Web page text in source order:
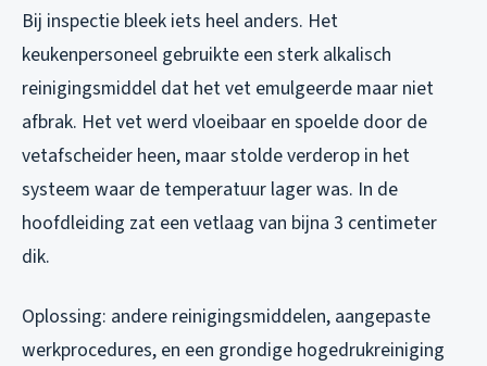
Bij inspectie bleek iets heel anders. Het
keukenpersoneel gebruikte een sterk alkalisch
reinigingsmiddel dat het vet emulgeerde maar niet
afbrak. Het vet werd vloeibaar en spoelde door de
vetafscheider heen, maar stolde verderop in het
systeem waar de temperatuur lager was. In de
hoofdleiding zat een vetlaag van bijna 3 centimeter
dik.
Oplossing: andere reinigingsmiddelen, aangepaste
werkprocedures, en een grondige hogedrukreiniging